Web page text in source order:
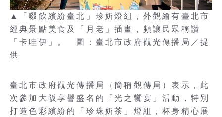
▲「啜飲繽紛臺北」珍奶燈組，外觀繪有臺北市
經典景點美食及「月老」插畫，頻讓民眾稱讚
「卡哇伊」。 圖：臺北市政府觀光傳播局／提
供
臺北市政府觀光傳播局（簡稱觀傳局）表示，此
次參加大阪享譽盛名的「光之饗宴」活動，特別
打造色彩繽紛的「珍珠奶茶」燈組，杯身精心展